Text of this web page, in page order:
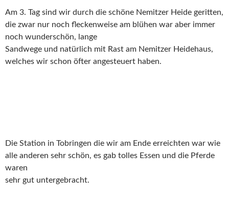
Am 3. Tag sind wir durch die schöne Nemitzer Heide geritten,
die zwar nur noch fleckenweise am blühen war aber immer
noch wunderschön, lange
Sandwege und natürlich mit Rast am Nemitzer Heidehaus,
welches wir schon öfter angesteuert haben.
Die Station in Tobringen die wir am Ende erreichten war wie
alle anderen sehr schön, es gab tolles Essen und die Pferde
waren
sehr gut untergebracht.